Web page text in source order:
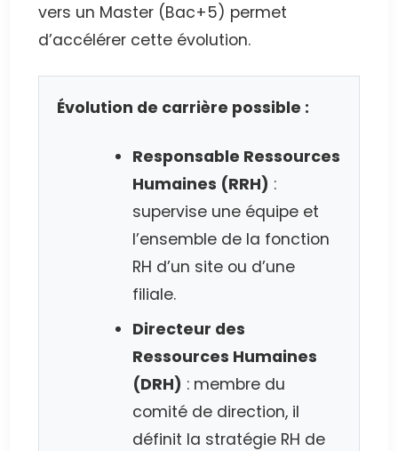
vers un Master (Bac+5) permet
d’accélérer cette évolution.
Évolution de carrière possible :
Responsable Ressources
Humaines (RRH) :
supervise une équipe et
l’ensemble de la fonction
RH d’un site ou d’une
filiale.
Directeur des
Ressources Humaines
(DRH) : membre du
comité de direction, il
définit la stratégie RH de